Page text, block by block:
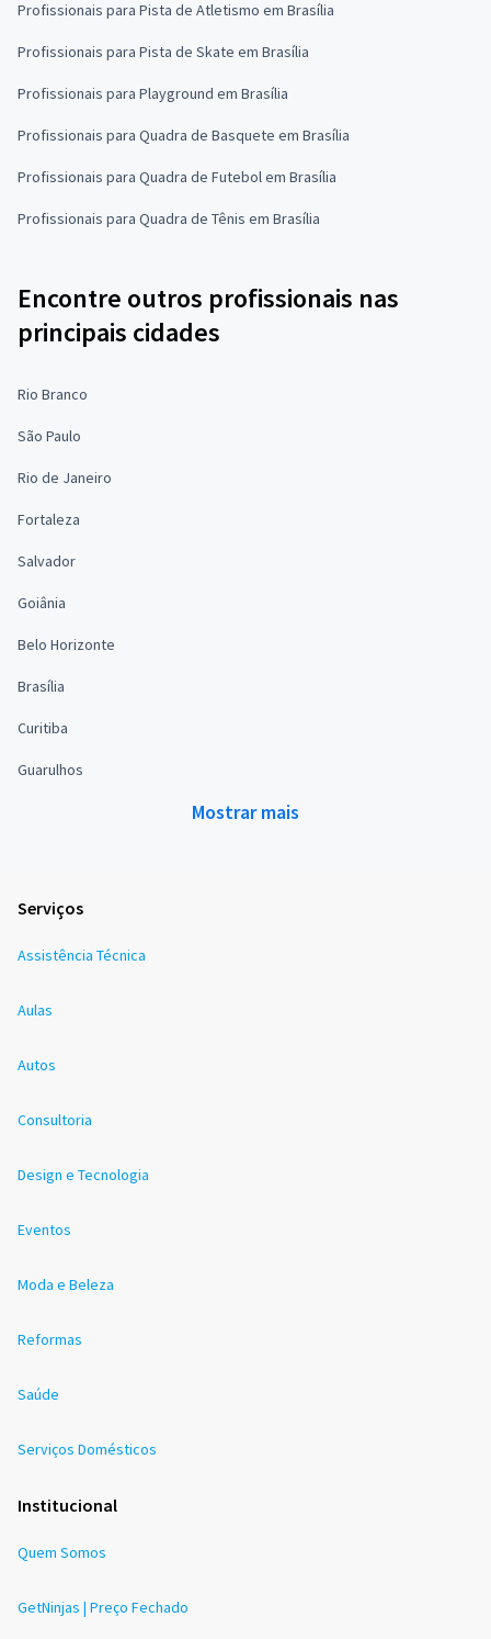
Profissionais para Pista de Atletismo em Brasília
Profissionais para Pista de Skate em Brasília
Profissionais para Playground em Brasília
Profissionais para Quadra de Basquete em Brasília
Profissionais para Quadra de Futebol em Brasília
Profissionais para Quadra de Tênis em Brasília
Encontre outros profissionais nas
principais cidades
Rio Branco
São Paulo
Rio de Janeiro
Fortaleza
Salvador
Goiânia
Belo Horizonte
Brasília
Curitiba
Guarulhos
Mostrar mais
Serviços
Assistência Técnica
Aulas
Autos
Consultoria
Design e Tecnologia
Eventos
Moda e Beleza
Reformas
Saúde
Serviços Domésticos
Institucional
Quem Somos
GetNinjas | Preço Fechado